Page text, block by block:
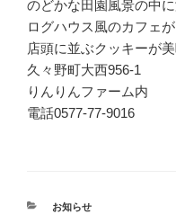
のどかな田園風景の中に
ログハウス風のカフェが
店頭に並ぶクッキーが
久々野町大西956-1
りんりんファーム内
電話0577-77-9016
カ
お知らせ